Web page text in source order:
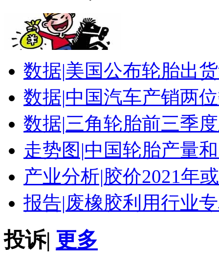
数据|美国公布轮胎出
数据|中国汽车产销两
数据|三角轮胎前三季
走势图|中国轮胎产量
产业分析|胶价2021年
报告|废橡胶利用行业
投诉| 更多